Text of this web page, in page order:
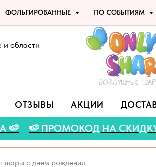
ФОЛЬГИРОВАННЫЕ ПО СОБЫТИЯМ
области
ОТЗЫВЫ АКЦИИ
🍉 🍉 ПРОМОКОД НА